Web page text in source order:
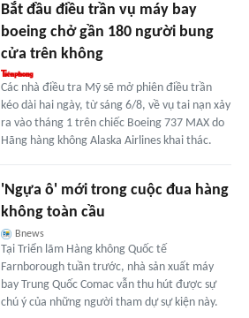
Bắt đầu điều trần vụ máy bay
boeing chở gần 180 người bung
cửa trên không
Các nhà điều tra Mỹ sẽ mở phiên điều trần
kéo dài hai ngày, từ sáng 6/8, về vụ tai nạn xảy
ra vào tháng 1 trên chiếc Boeing 737 MAX do
Hãng hàng không Alaska Airlines khai thác.
'Ngựa ô' mới trong cuộc đua hàng
không toàn cầu
Bnews
Tại Triển lãm Hàng không Quốc tế
Farnborough tuần trước, nhà sản xuất máy
bay Trung Quốc Comac vẫn thu hút được sự
chú ý của những người tham dự sự kiện này.